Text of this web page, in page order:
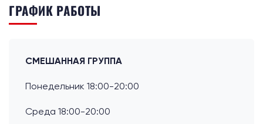
ГРАФИК РАБОТЫ
СМЕШАННАЯ ГРУППА
Понедельник 18:00-20:00
Среда 18:00-20:00